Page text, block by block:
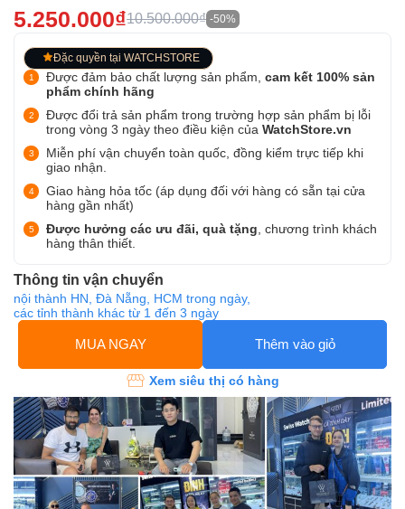
5.250.000₫10.500.000₫ -50%
Đặc quyền tại WATCHSTORE
Được đảm bảo chất lượng sản phẩm, cam kết 100% sản
phẩm chính hãng
Được đổi trả sản phẩm trong trường hợp sản phẩm bị lỗi
trong vòng 3 ngày theo điều kiện của WatchStore.vn
Miễn phí vận chuyển toàn quốc, đồng kiểm trực tiếp khi
giao nhận.
Giao hàng hỏa tốc (áp dụng đối với hàng có sẵn tại cửa
hàng gần nhất)
Được hưởng các ưu đãi, quà tặng , chương trình khách
hàng thân thiết.
Thông tin vận chuyển
nội thành HN, Đà Nẵng, HCM trong ngày,
các tỉnh thành khác từ 1 đến 3 ngày
MUA NGAY Thêm vào giỏ
Xem siêu thị có hàng